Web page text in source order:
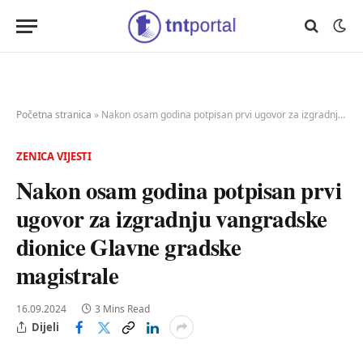
Početna stranica » Nakon osam godina potpisan prvi ugovor za izgradnju vangradske dionice Glavne gradske magistrale
ZENICA VIJESTI
Nakon osam godina potpisan prvi
ugovor za izgradnju vangradske
dionice Glavne gradske
magistrale
16.09.2024 3 Mins Read
Dijeli